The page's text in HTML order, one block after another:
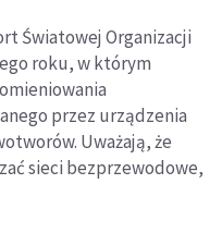
Światowej Organizacji
roku, w którym
przez urządzenia
Uważają, że
sieci bezprzewodowe,